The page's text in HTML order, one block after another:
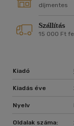
díjmentes
Szállítás
15 000 Ft
Kiadó
Kiadás éve
Nyelv
Oldalak száma: